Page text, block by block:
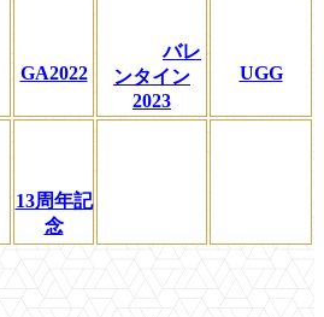
GA2022
バレ
ンタイン
2023
UGG
13周年記
念